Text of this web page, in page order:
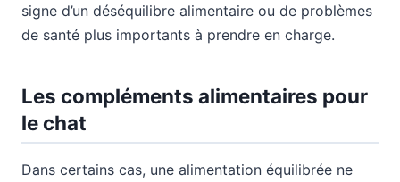
signe d’un déséquilibre alimentaire ou de problèmes
de santé plus importants à prendre en charge.
Les compléments alimentaires pour
le chat
Dans certains cas, une alimentation équilibrée ne